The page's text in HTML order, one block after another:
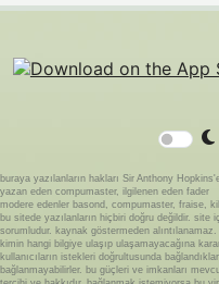
buraya yazılanların hakları Sir Anthony
yazan eden compumaster, ilgilenen eden fader
modere edenler basond, compumaster, fraise,
bu sitede yazılanların hiçbiri doğru değildir. site
sorumludur. kaynak göstermeden
kimin hangi bilgiye ulaşıp ulaşamayacağına
kullanıcıların istekleri doğrultusunda
bağlanmayabilirler. bu güçleri ve imkanları